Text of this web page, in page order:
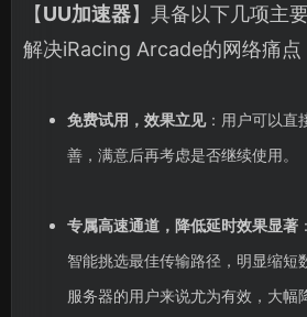
【UU加速器】具备以下几项主
解决iRacing Arcade的网络痛点
免费试用，效果立见：用户可以直
善，满意后再考虑是否继续使用。
专属高速通道，降低延时效果显著
智能挑选最佳传输路径，明显缩短
服务器的用户来说尤为有效，大幅